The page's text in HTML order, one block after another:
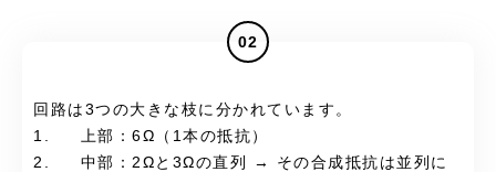
02
回路は3つの大きな枝に分かれています。
1. 上部：6Ω（1本の抵抗）
2. 中部：2Ωと3Ωの直列 → その合成抵抗は並列に